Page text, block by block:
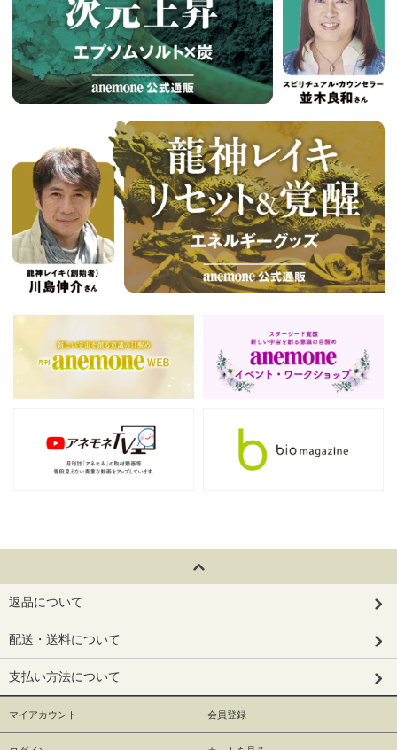
返品について
配送・送料について
支払い方法について
マイアカウント 会員登録